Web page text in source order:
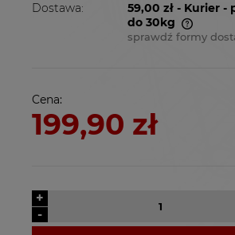
Dostawa:
59,00 zł - Kurier -
do 30kg
Cena nie zawiera ewentualnych
sprawdź formy
Cena:
199,90 zł
-
+